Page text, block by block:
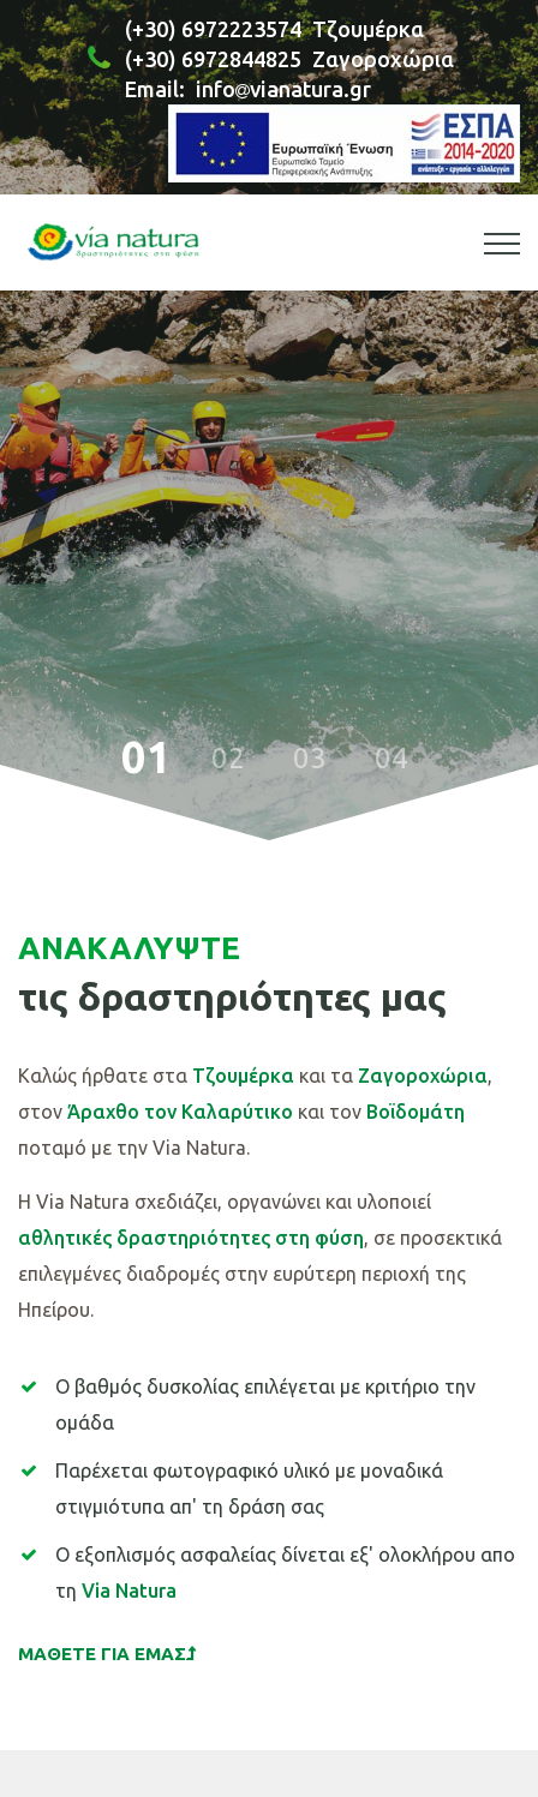
(+30) 6972223574Τζουμέρκα
(+30) 6972844825 Ζαγοροχώρια
Email: info vianatura.gr
ΑΝΑΚΑΛΥΨΤΕ
τις δραστηριότητες μας
Καλώς ήρθατε στα Τζουμέρκα και τα Ζαγοροχώρια,
στον Άραχθο τον Καλαρύτικο και τον Βοϊδομάτη
ποταμό με την Via Natura.
Η Via Natura σχεδιάζει, οργανώνει και υλοποιεί
αθλητικές δραστηριότητες στη φύση, σε προσεκτικά
επιλεγμένες διαδρομές στην ευρύτερη περιοχή της
Ηπείρου.
Ο βαθμός δυσκολίας επιλέγεται με κριτήριο την
ομάδα
Παρέχεται φωτογραφικό υλικό με μοναδικά
στιγμιότυπα απ' τη δράση σας
Ο εξοπλισμός ασφαλείας δίνεται εξ' ολοκλήρου απο
τη Via Natura
ΜΑΘΕΤΕ ΓΙΑ ΕΜΑΣ